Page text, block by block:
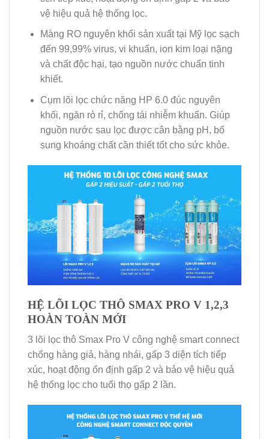
vệ hiệu quả hệ thống lọc.
Màng RO nguyên khối sản xuất tại Mỹ lọc sạch
đến 99,99% virus, vi khuẩn, ion kim loại nặng
và chất độc hại, tạo nguồn nước chuẩn tinh
khiết.
Cụm lõi lọc chức năng HP 6.0 đúc nguyên
khối, ngăn rò rỉ, chống tái nhiễm khuẩn. Giúp
nguồn nước sau lọc được cân bằng pH, bổ
sung khoáng chất cần thiết tốt cho sức khỏe.
HỆ LÕI LỌC THÔ SMAX PRO V 1,2,3
HOÀN TOÀN MỚI
3 lõi lọc thô Smax Pro V công nghệ smart connect
chống hàng giả, hàng nhái, gấp 3 diện tích tiếp
xúc, hoạt động ổn định gấp 2 và bảo vệ hiệu quả
hệ thống lọc cho tuổi thọ gấp 2 lần.